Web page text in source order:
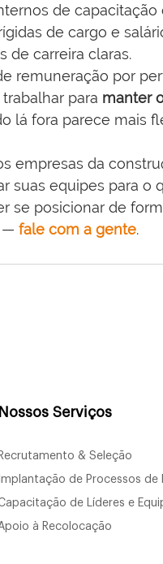
de
de cargo e
de carreira claras.
remuneração por
para manter
lá fora parece mais
empresas da
suas equipes para o
se posicionar de
— fale com a gente.
Nossos Serviços
Recrutamento & Seleção
Implantação de Processos de
de Líderes e
à Recolocação